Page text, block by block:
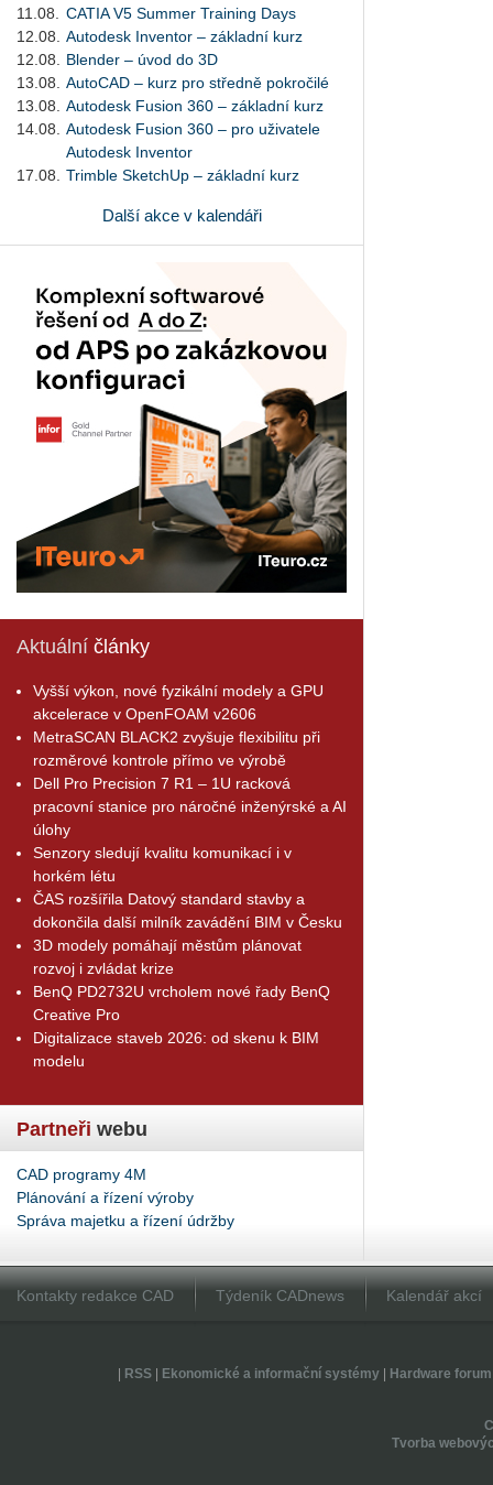
11.08.
CATIA V5 Summer Training Days
12.08.
Autodesk Inventor – základní kurz
12.08.
Blender – úvod do 3D
13.08.
AutoCAD – kurz pro středně pokročilé
13.08.
Autodesk Fusion 360 – základní kurz
14.08.
Autodesk Fusion 360 – pro uživatele
Autodesk Inventor
17.08.
Trimble SketchUp – základní kurz
Další akce v kalendáři
Aktuální články
Vyšší výkon, nové fyzikální modely a GPU
akcelerace v OpenFOAM v2606
MetraSCAN BLACK2 zvyšuje flexibilitu při
rozměrové kontrole přímo ve výrobě
Dell Pro Precision 7 R1 – 1U racková
pracovní stanice pro náročné inženýrské a AI
úlohy
Senzory sledují kvalitu komunikací i v
horkém létu
ČAS rozšířila Datový standard stavby a
dokončila další milník zavádění BIM v Česku
3D modely pomáhají městům plánovat
rozvoj i zvládat krize
BenQ PD2732U vrcholem nové řady BenQ
Creative Pro
Digitalizace staveb 2026: od skenu k BIM
modelu
Partneři webu
CAD programy 4M
Plánování a řízení výroby
Správa majetku a řízení údržby
Kontakty redakce CAD Týdeník CADnews Kalendář akcí
RSS| Ekonomické a informační systémy| Hardware forum
Tvorba